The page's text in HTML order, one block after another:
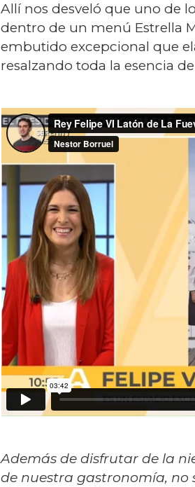
Allí nos desveló que uno de
dentro de un menú Estrella
embutido excepcional que
resalzando toda la esencia
Además de disfrutar de la
de nuestra gastronomía, no